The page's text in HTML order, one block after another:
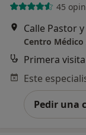
45
Calle Pastor
Centro Médico
Primera
Pedir una